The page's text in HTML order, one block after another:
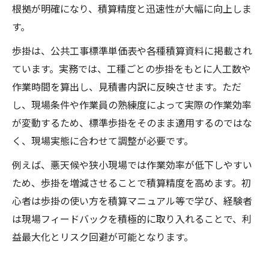
根拠が明確になり、積算精度と迅速性が大幅に向上しま
す。
歩掛は、公共工事標準単価表や各種積算資料に掲載され
ています。実務では、工種ごとの歩掛をもとに人工数や
作業時間を算出し、見積書内訳に反映させます。ただ
し、現場条件や作業員の熟練度によって実際の作業効率
が変動するため、標準歩掛をそのまま適用するのではな
く、現場実態に合わせて調整が必要です。
例えば、悪天候や狭小現場では作業効率が低下しやすい
ため、歩掛を増減させることで積算精度を高めます。初
心者は歩掛の使い方を積算マニュアル等で学び、経験者
は現場フィードバックを積極的に取り入れることで、利
益最大化とリスク回避が可能となります。